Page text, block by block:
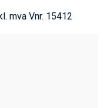
mva Vnr. 15412